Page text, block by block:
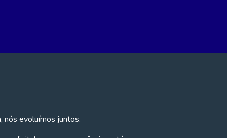
nós evoluímos juntos.